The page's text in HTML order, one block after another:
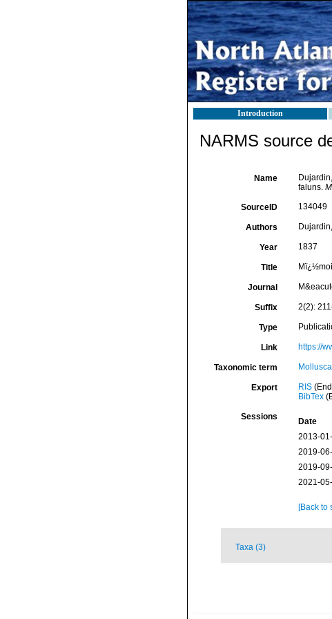
Introduction
NARMS source
Name
faluns.
SourceID 134049
Authors
Year 1837
Title
Journal
Suffix 2(2):
Type
Link https://
Taxonomic term Mollusca
Export RIS
BibTex
Sessions Date
2013-
2019-
2019-
2021-
[Back to
Taxa (3)